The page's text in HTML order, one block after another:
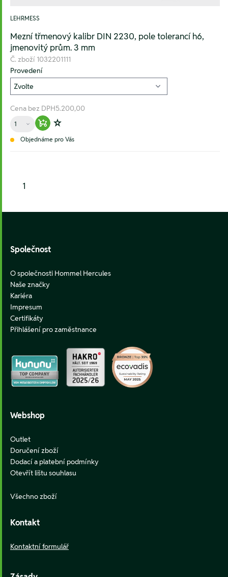
LEHRMESS
Mezní třmenový kalibr DIN 2230, pole tolerancí h6,
jmenovitý prům. 3 mm
Č. zboží 1032201111
Provedení
Cena bez DPH5.200,00
Množství
Warenkorb hinzufügen
Zur Wunschliste hinzufügen
Objednáme pro Vás
1
Společnost
O společnosti Hommel Hercules
Naše značky
Kariéra
Impresum
Certifikáty
Přihlášení pro zaměstnance
Webshop
Outlet
Doručení zboží
Dodací a platební podmínky
Otevřít lištu souhlasu
Všechno zboží
Kontakt
Kontaktní formulář